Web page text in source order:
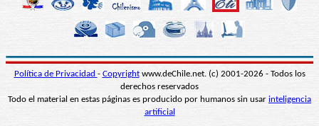
Política de Privacidad - Copyrightwww.deChile.net. (c) 2001-2026 - Todos los
derechos reservados
Todo el material en estas páginas es producido por humanos sin usar inteligencia
artificial